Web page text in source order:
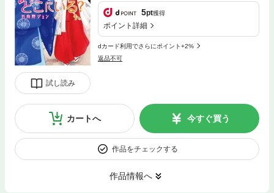
試し読み
5pt獲得
ポイント詳細
dカード利用でさらにポイント+2%
返品不可
カートへ 今すぐ買う
作品をチェックする
作品情報へ